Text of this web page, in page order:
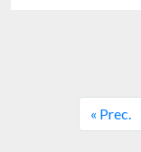
« Prec.